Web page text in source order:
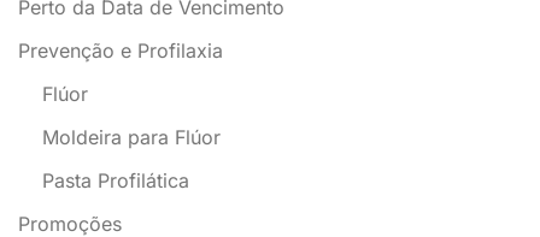
Perto da Data de Vencimento
Prevenção e Profilaxia
Flúor
Moldeira para Flúor
Pasta Profilática
Promoções